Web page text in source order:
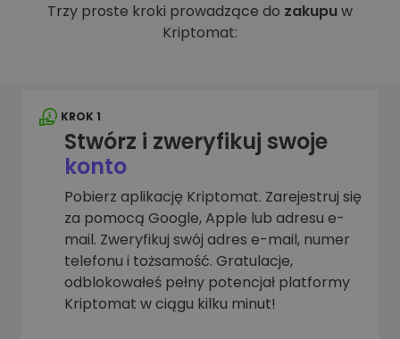
Trzy proste kroki prowadzące do zakupuw
Kriptomat:
KROK 1
Stwórz i zweryfikuj swoje
konto
Pobierz aplikację Kriptomat. Zarejestruj się
za pomocą Google, Apple lub adresu e-
mail. Zweryfikuj swój adres e-mail, numer
telefonu i tożsamość. Gratulacje,
odblokowałeś pełny potencjał platformy
Kriptomat w ciągu kilku minut!